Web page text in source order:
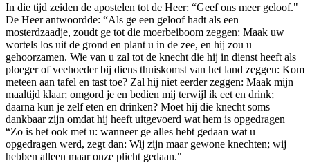
In die tijd zeiden de apostelen tot de Heer: “Geef ons meer geloof."
De Heer antwoordde: “Als ge een geloof hadt als een
mosterdzaadje, zoudt ge tot die moerbeiboom zeggen: Maak uw
wortels los uit de grond en plant u in de zee, en hij zou u
gehoorzamen. Wie van u zal tot de knecht die hij in dienst heeft als
ploeger of veehoeder bij diens thuiskomst van het land zeggen: Kom
meteen aan tafel en tast toe? Zal hij niet eerder zeggen: Maak mijn
maaltijd klaar; omgord je en bedien mij terwijl ik eet en drink;
daarna kun je zelf eten en drinken? Moet hij die knecht soms
dankbaar zijn omdat hij heeft uitgevoerd wat hem is opgedragen
“Zo is het ook met u: wanneer ge alles hebt gedaan wat u
opgedragen werd, zegt dan: Wij zijn maar gewone knechten; wij
hebben alleen maar onze plicht gedaan."